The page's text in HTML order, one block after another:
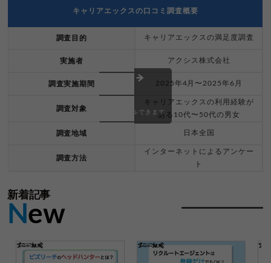
キャリアエックスの口コミ調査概要
調査目的 キャリアエックスの満足度調査
実施者 アクシス株式会社
調査実施期間 2025年4月〜2025年6月
調査対象
キャリアエックスの利用経験が
ある10代〜50代の男女
調査地域 日本全国
調査方法
インターネットによるアンケー
ト
スクロールできます
新着記事
New